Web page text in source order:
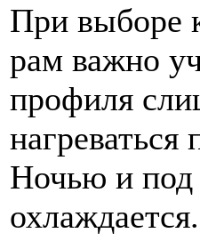
При выборе
рам важно
профиля
Ночью и под
охлаждается.